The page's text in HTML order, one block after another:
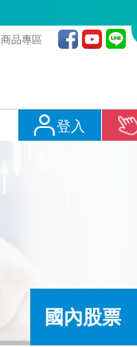
登入
商品專區
國內股票